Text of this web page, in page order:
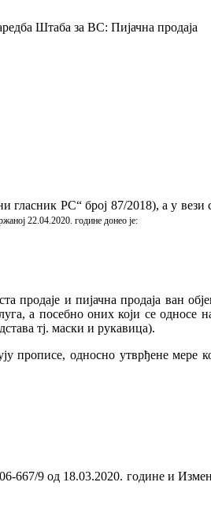
Штаба за ВС: Пијачна продаја
гласник РС“ број 87/2018), а у
22.04.2020. године донео је:
продаје и пијачна продаја ван
а посебно оних који се односе
тј. маски и рукавица).
односно утврђене мере
9 од 18.03.2020. године и